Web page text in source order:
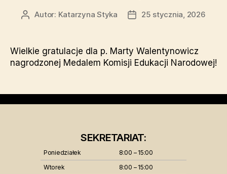
Autor: Katarzyna Styka 25 stycznia, 2026
Wielkie gratulacje dla p. Marty Walentynowicz
nagrodzonej Medalem Komisji Edukacji Narodowej!
SEKRETARIAT:
Poniedziałek
8:00 – 15:00
Wtorek
8:00 – 15:00